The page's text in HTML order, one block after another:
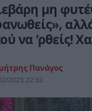
μη
να ’ρθείς!
Πανάγος
2023 22:32